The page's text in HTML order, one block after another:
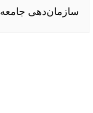
سازمان‌دهی جامعه